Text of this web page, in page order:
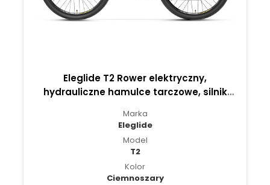
Eleglide T2 Rower elektryczny,
hydrauliczne hamulce tarczowe, silnik
Marka
Eleglide
Model
T2
Kolor
Ciemnoszary